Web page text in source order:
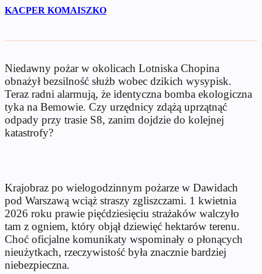
KACPER KOMAISZKO
Niedawny pożar w okolicach Lotniska Chopina
obnażył bezsilność służb wobec dzikich wysypisk.
Teraz radni alarmują, że identyczna bomba ekologiczna
tyka na Bemowie. Czy urzędnicy zdążą uprzątnąć
odpady przy trasie S8, zanim dojdzie do kolejnej
katastrofy?
Krajobraz po wielogodzinnym pożarze w Dawidach
pod Warszawą wciąż straszy zgliszczami. 1 kwietnia
2026 roku prawie pięćdziesięciu strażaków walczyło
tam z ogniem, który objął dziewięć hektarów terenu.
Choć oficjalne komunikaty wspominały o płonących
nieużytkach, rzeczywistość była znacznie bardziej
niebezpieczna.